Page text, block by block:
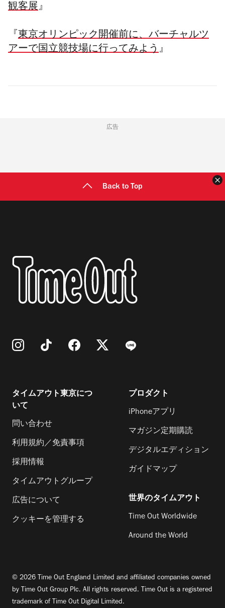
観客展』
『 東京オリンピック開催前に、バーチャルツ
アーで国立競技場に行ってみよう』
広告
Back to Top
タイムアウト東京につ
いて
問い合わせ
利用規約／免責事項
採用情報
タイムアウトグループ
広告について
クッキーを管理する
プロダクト
iPhoneアプリ
マガジン定期購読
デジタルエディション
ガイドマップ
世界のタイムアウト
Time Out Worldwide
Around the World
© 2026 Time Out England Limited and affiliated companies owned
by Time Out Group Plc. All rights reserved. Time Out is a registered
trademark of Time Out Digital Limited.